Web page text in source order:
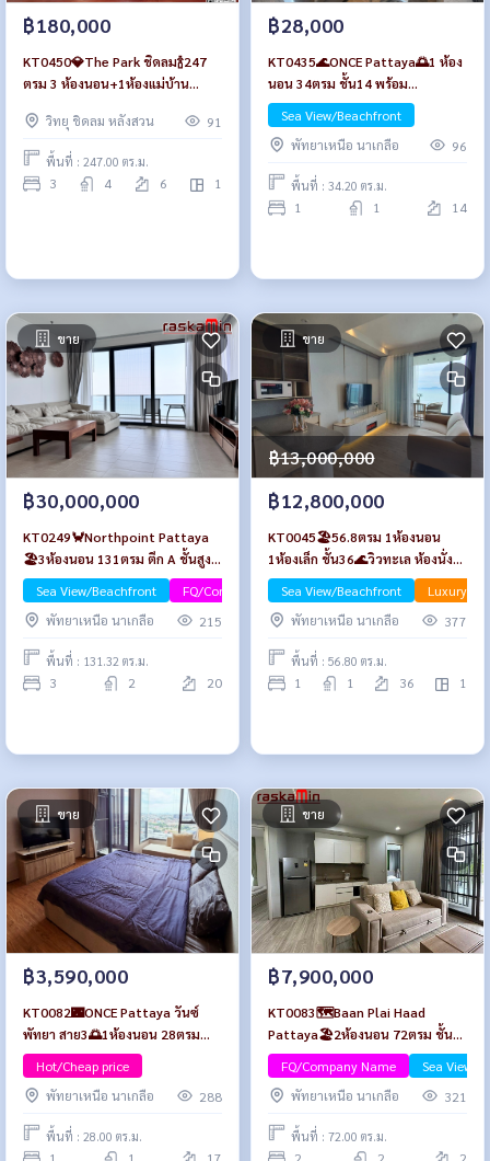
฿180,000
KT0450💎The Park ชิดลม🍾247
ตรม 3 ห้องนอน+1ห้องแม่บ้าน
วิทยุ ชิดลม หลังสวน
91
พื้นที่ : 247.00 ตร.ม.
3 4 6 1
฿28,000
KT0435🌊ONCE Pattaya🌅1 ห้อง
นอน 34ตรม ชั้น14 พร้อม
เฟอร์นิเจอร์✅ฟรี Wi-Fi
Sea View/Beachfront
พัทยาเหนือ นาเกลือ
96
พื้นที่ : 34.20 ตร.ม.
1 1 14
ขาย
฿30,000,000
KT0249🦀Northpoint Pattaya
🏖️3ห้องนอน 131ตรม ตึก A ชั้นสูง
🌊วิวทะเล
Sea View/Beachfront FQ/Company Name
Luxury
พัทยาเหนือ นาเกลือ
215
พื้นที่ : 131.32 ตร.ม.
3 2 20
ขาย
฿13,000,000
฿12,800,000
KT0045🏖️56.8ตรม 1ห้องนอน
1ห้องเล็ก ชั้น36🌊วิวทะเล ห้องนั่ง
เล่นกว้าง AROM อารมณ์ วงศ์อมาตย์
🦀พัทยาเหนือ
Sea View/Beachfront
Luxury
พัทยาเหนือ นาเกลือ
377
พื้นที่ : 56.80 ตร.ม.
1 1 36 1
ขาย
฿3,590,000
KT0082🌃ONCE Pattaya วันซ์
พัทยา สาย3🌅1ห้องนอน 28ตรม
ชั้น17 พร้อมเฟอร์นิเจอร์
Hot/Cheap price
พัทยาเหนือ นาเกลือ
288
พื้นที่ : 28.00 ตร.ม.
ขาย
฿7,900,000
KT0083🗺️Baan Plai Haad
Pattaya🏖️2ห้องนอน 72ตรม ชั้น2
พร้อมเฟอร์นิเจอร์
FQ/Company Name
Sea View/
พัทยาเหนือ นาเกลือ
321
พื้นที่ : 72.00 ตร.ม.